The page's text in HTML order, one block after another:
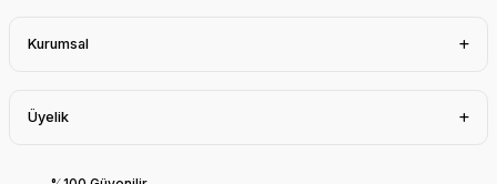
Kurumsal
Üyelik